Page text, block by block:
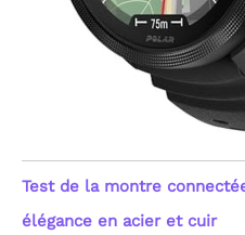
Test de la montre
élégance en acier et cuir